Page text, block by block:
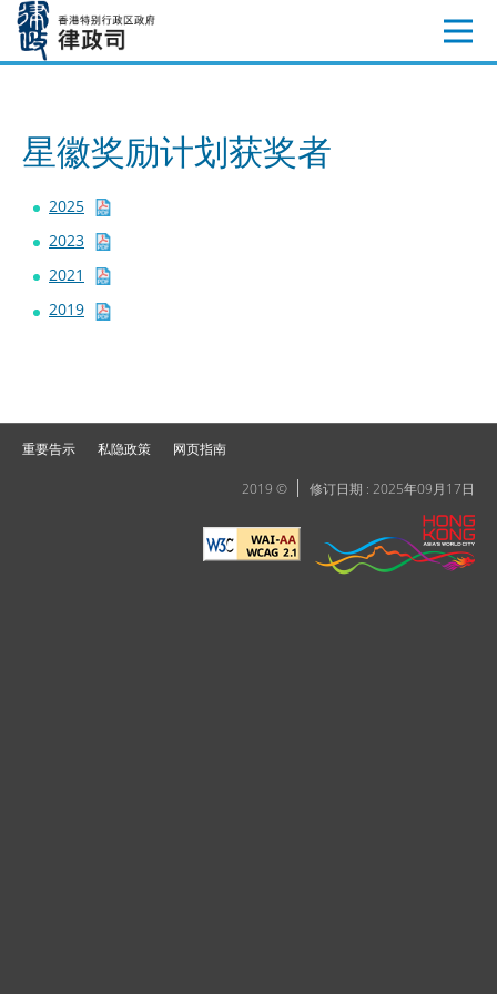
星徽奖励计划获奖者
2025
2023
2021
2019
重要告示 私隐政策 网页指南
2019 © 修订日期 : 2025年09月17日